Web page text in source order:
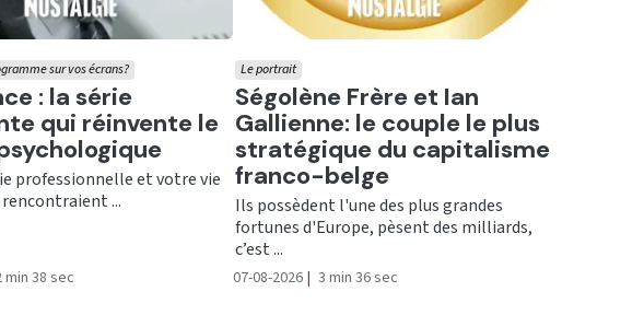
: la série
qui réinvente le
sur vos écrans?
professionnelle et votre vie
rencontraient ...
min 38 sec
Ecouter
Ségolène Frère et Ian
Gallienne: le couple le plus
stratégique du capitalisme
franco-belge
Le portrait
Ils possèdent l'une des plus grandes
fortunes d'Europe, pèsent des milliards,
c’est ...
07-08-2026 | 3 min 36 sec